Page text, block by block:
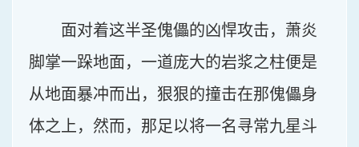
面对着这半圣傀儡的凶悍攻击，萧炎
脚掌一跺地面，一道庞大的岩浆之柱便是
从地面暴冲而出，狠狠的撞击在那傀儡身
体之上，然而，那足以将一名寻常九星斗